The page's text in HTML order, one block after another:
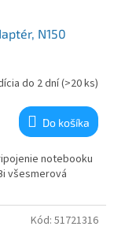
N150
do 2 dní(>20 ks)
Do košíka
notebooku
všesmerová
Kód: 51721316